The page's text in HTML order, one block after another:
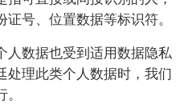
号、位置数据等标识符。
人数据也受到适用数据隐私
处理此类个人数据时，我们